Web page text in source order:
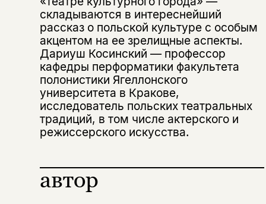
складываются в интереснейший
рассказ о польской культуре с особым
акцентом на ее зрелищные аспекты.
Дариуш Косинский — профессор
кафедры перформатики факультета
полонистики Ягеллонского
университета в Кракове,
исследователь польских театральных
традиций, в том числе актерского и
режиссерского искусства.
автор
Подписка на рассылку
Раз в неделю мы отправляем рассылку
о книгах и событиях «НЛО».
За подписку дарим промокод на
скидку 15%
Этой книги временно
нет в продаже.
Вы можете подписаться на
уведомления, и при поступлении книги
на склад получить письмо на указанный
электронный адрес.
Я соглашаюсь с
Эта книга
не предназначена для
Скажите, пожалуйста,